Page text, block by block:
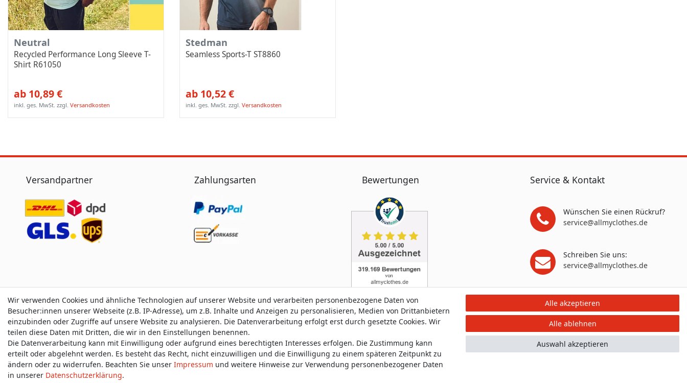
Neutral
Recycled Performance Long Sleeve T-
Shirt R61050
ab 10,89 €
inkl. ges. MwSt. zzgl.Versandkosten
Stedman
Seamless Sports-T ST8860
ab 10,52 €
inkl. ges. MwSt. zzgl.Versandkosten
Versandpartner Zahlungsarten Bewertungen Service & Kontakt
Wünschen Sie einen Rückruf?
service@allmyclothes.de
Schreiben Sie uns:
service@allmyclothes.de
Impressum Daten­schutz­erklärung Widerrufs­recht Widerrufs­formular
Wir verwenden Cookies und ähnliche Technologien auf unserer Website und verarbeiten personenbezogene Daten von
Besucher:innen unserer Webseite (z.B. IP-Adresse), um z.B. Inhalte und Anzeigen zu personalisieren, Medien von Drittanbietern
einzubinden oder Zugriffe auf unsere Website zu analysieren. Die Datenverarbeitung erfolgt erst durch gesetzte Cookies. Wir
teilen diese Daten mit Dritten, die wir in den Einstellungen benennen.
Die Datenverarbeitung kann mit Einwilligung oder aufgrund eines berechtigten Interesses erfolgen. Die Zustimmung kann
erteilt oder abgelehnt werden. Es besteht das Recht, nicht einzuwilligen und die Einwilligung zu einem späteren Zeitpunkt zu
ändern oder zu widerrufen. Beachten Sie unser Impressum und weitere Hinweise zur Verwendung personenbezogener Daten
in unserer Daten­schutz­erklärung.
Alle akzeptieren
Alle ablehnen
Auswahl akzeptieren